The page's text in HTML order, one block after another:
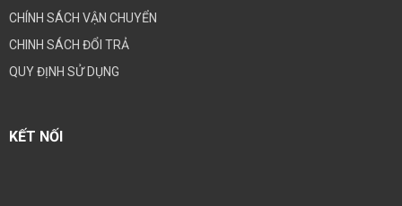
CHÍNH SÁCH VẬN CHUYỂN
CHINH SÁCH ĐỔI TRẢ
QUY ĐỊNH SỬ DỤNG
KẾT NỐI